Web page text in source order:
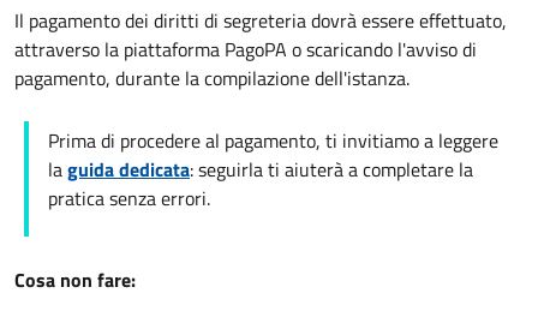
Il pagamento dei diritti di segreteria dovrà essere effettuato,
attraverso la piattaforma PagoPA o scaricando l'avviso di
pagamento, durante la compilazione dell'istanza.
Prima di procedere al pagamento, ti invitiamo a leggere
laguida dedicata: seguirla ti aiuterà a completare la
pratica senza errori.
Cosa non fare: